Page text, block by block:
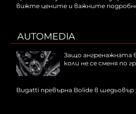
вижте цените и важните
AUTOMEDIA
Защо ангренажната
коли не се сменя по
Bugatti превърна Bolide в шедьовър